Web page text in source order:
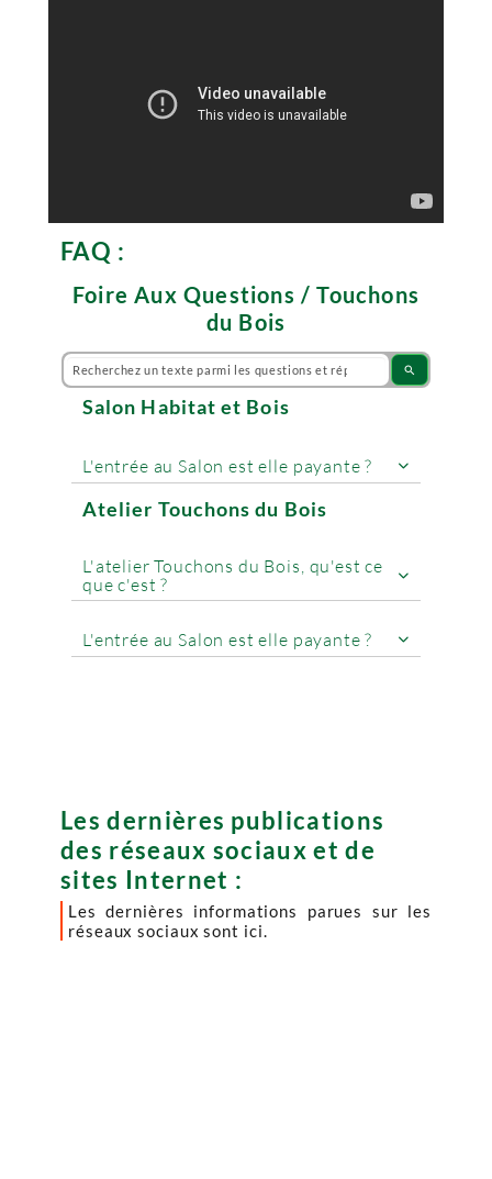
FAQ :
Foire Aux Questions / Touchons
du Bois
search
Salon Habitat et Bois
L'entrée au Salon est elle payante ? 
Atelier Touchons du Bois
L'atelier Touchons du Bois, qu'est ce
que c'est ?

L'entrée au Salon est elle payante ? 
Les dernières publications
des réseaux sociaux et de
sites Internet :
Les dernières informations parues sur les
réseaux sociaux sont ici.